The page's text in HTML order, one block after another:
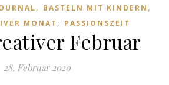
, BASTELN MIT KINDERN ,
MONAT , PASSIONSZEIT
Februar
28. Februar 2020